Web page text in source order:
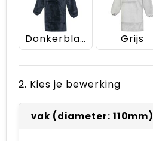
Donkerblauw Grijs
2. Kies je bewerking
vak (diameter: 110mm)